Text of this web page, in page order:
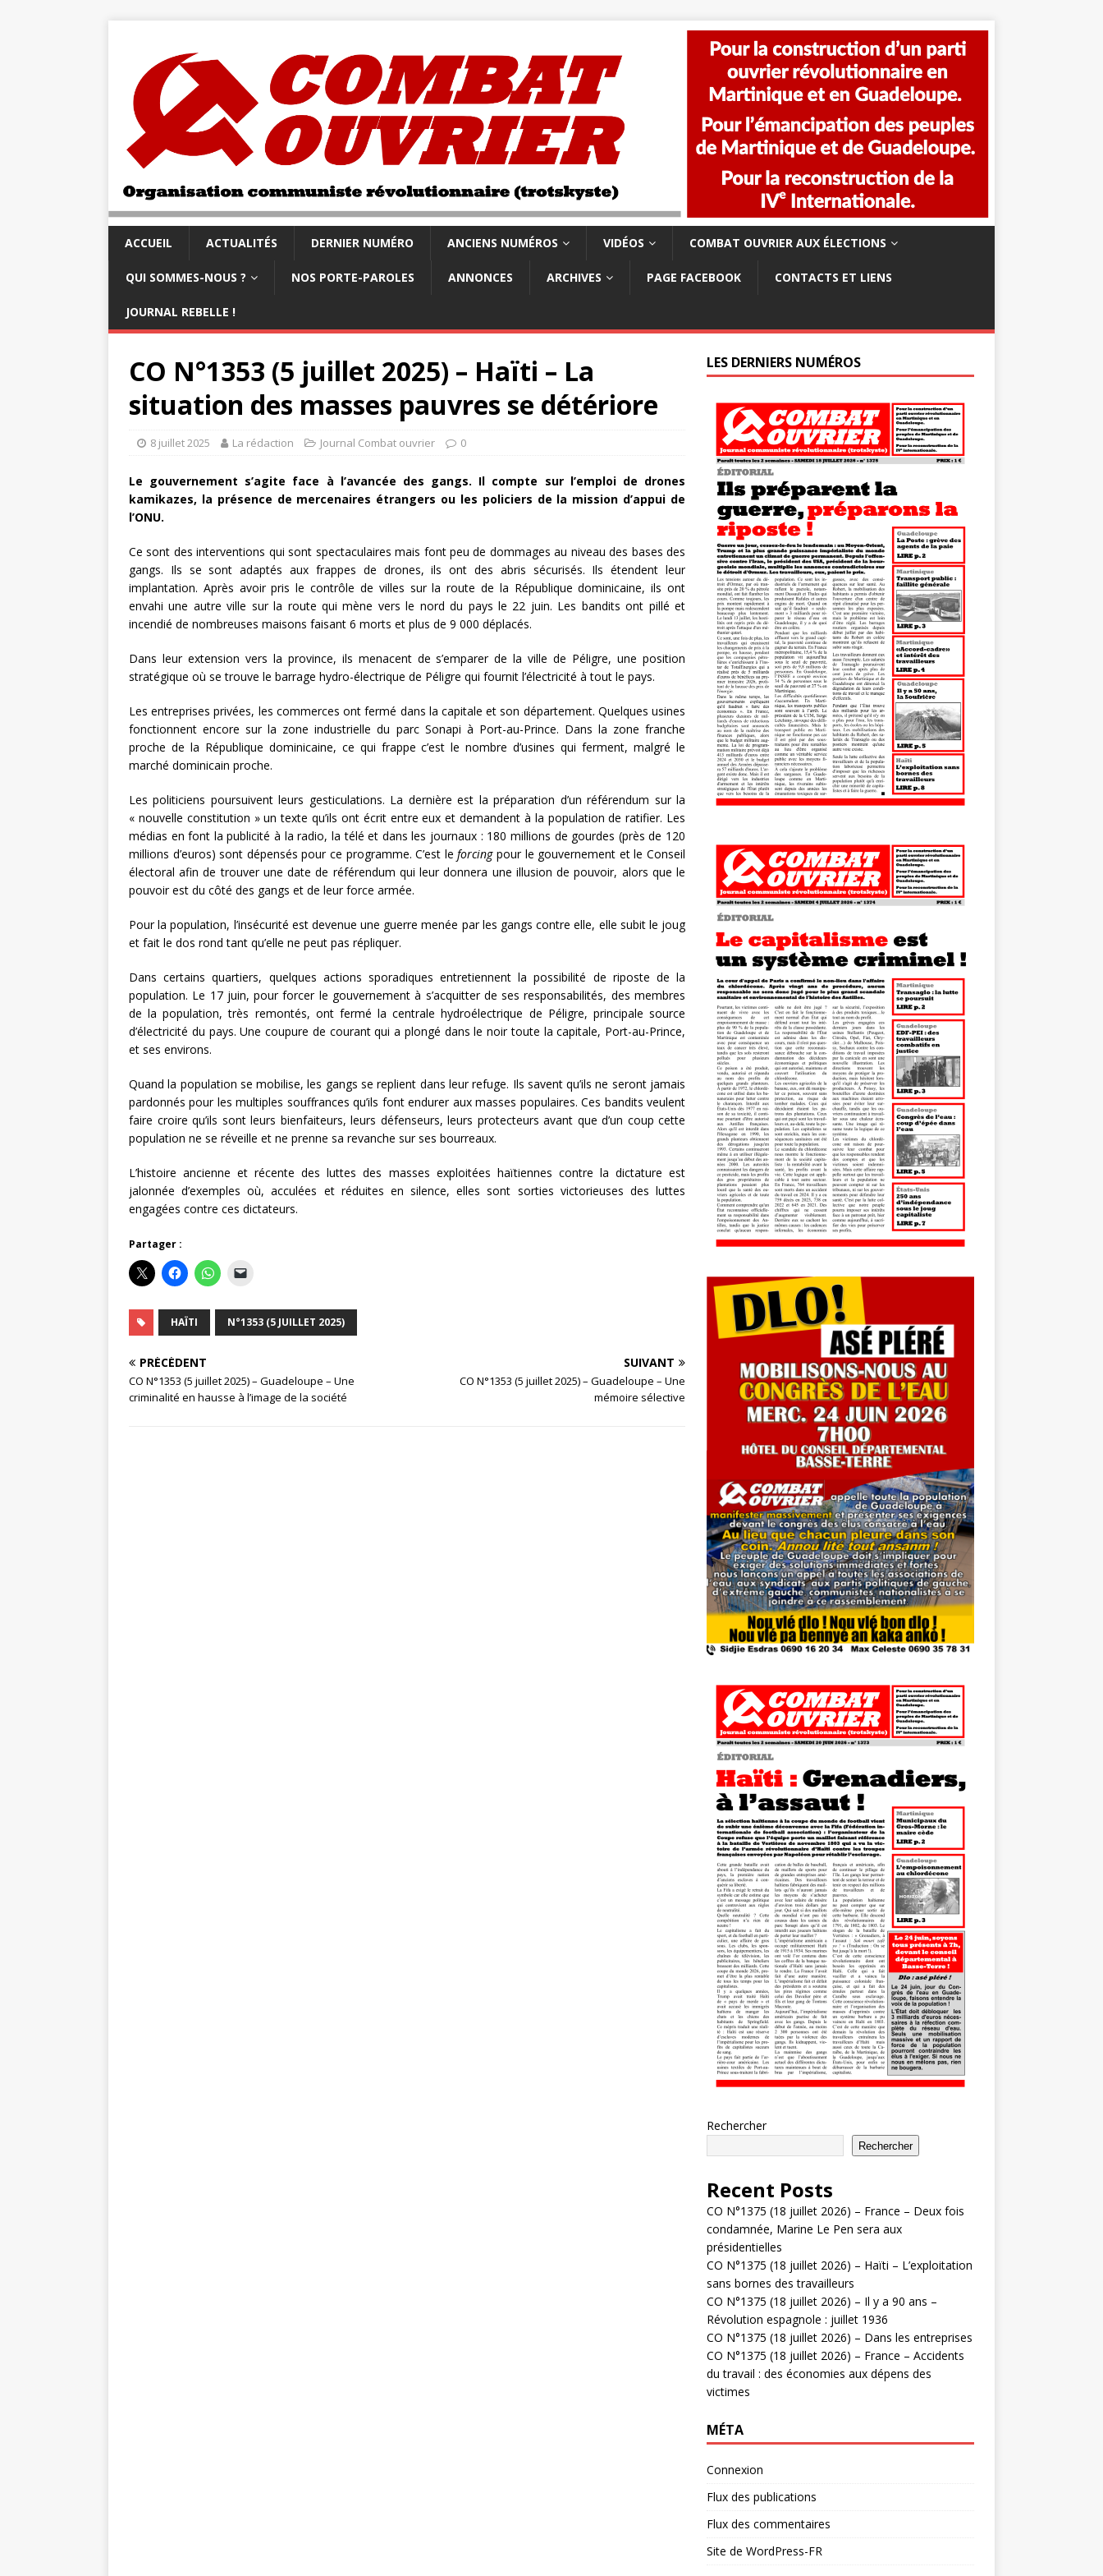
ACCUEIL ACTUALITÉS DERNIER NUMÉRO ANCIENS NUMÉROS VIDÉOS COMBAT OUVRIER AUX ÉLECTIONS
QUI SOMMES-NOUS ? NOS PORTE-PAROLES ANNONCES ARCHIVES PAGE FACEBOOK CONTACTS ET LIENS
JOURNAL REBELLE !
CO N°1353 (5 juillet 2025) – Haïti – La
situation des masses pauvres se détériore
8 juillet 2025 La rédaction Journal Combat ouvrier 0
Le gouvernement s’agite face à l’avancée des gangs. Il compte sur l’emploi de drones
kamikazes, la présence de mercenaires étrangers ou les policiers de la mission d’appui de
l’ONU.
Ce sont des interventions qui sont spectaculaires mais font peu de dommages au niveau des bases des
gangs. Ils se sont adaptés aux frappes de drones, ils ont des abris sécurisés. Ils étendent leur
implantation. Après avoir pris le contrôle de villes sur la route de la République dominicaine, ils ont
envahi une autre ville sur la route qui mène vers le nord du pays le 22 juin. Les bandits ont pillé et
incendié de nombreuses maisons faisant 6 morts et plus de 9 000 déplacés.
Dans leur extension vers la province, ils menacent de s’emparer de la ville de Péligre, une position
stratégique où se trouve le barrage hydro-électrique de Péligre qui fournit l’électricité à tout le pays.
Les entreprises privées, les commerces ont fermé dans la capitale et son département. Quelques usines
fonctionnent encore sur la zone industrielle du parc Sonapi à Port-au-Prince. Dans la zone franche
proche de la République dominicaine, ce qui frappe c’est le nombre d’usines qui ferment, malgré le
marché dominicain proche.
Les politiciens poursuivent leurs gesticulations. La dernière est la préparation d’un référendum sur la
« nouvelle constitution » un texte qu’ils ont écrit entre eux et demandent à la population de ratifier. Les
médias en font la publicité à la radio, la télé et dans les journaux : 180 millions de gourdes (près de 120
millions d’euros) sont dépensés pour ce programme. C’est leforcingpour le gouvernement et le Conseil
électoral afin de trouver une date de référendum qui leur donnera une illusion de pouvoir, alors que le
pouvoir est du côté des gangs et de leur force armée.
Pour la population, l’insécurité est devenue une guerre menée par les gangs contre elle, elle subit le joug
et fait le dos rond tant qu’elle ne peut pas répliquer.
Dans certains quartiers, quelques actions sporadiques entretiennent la possibilité de riposte de la
population. Le 17 juin, pour forcer le gouvernement à s’acquitter de ses responsabilités, des membres
de la population, très remontés, ont fermé la centrale hydroélectrique de Péligre, principale source
d’électricité du pays. Une coupure de courant qui a plongé dans le noir toute la capitale, Port-au-Prince,
et ses environs.
Quand la population se mobilise, les gangs se replient dans leur refuge. Ils savent qu’ils ne seront jamais
pardonnés pour les multiples souffrances qu’ils font endurer aux masses populaires. Ces bandits veulent
faire croire qu’ils sont leurs bienfaiteurs, leurs défenseurs, leurs protecteurs avant que d’un coup cette
population ne se réveille et ne prenne sa revanche sur ses bourreaux.
L’histoire ancienne et récente des luttes des masses exploitées haïtiennes contre la dictature est
jalonnée d’exemples où, acculées et réduites en silence, elles sont sorties victorieuses des luttes
engagées contre ces dictateurs.
Partager :
HAÏTI N°1353 (5 JUILLET 2025)
PRÉCÉDENT
CO N°1353 (5 juillet 2025) – Guadeloupe – Une
criminalité en hausse à l’image de la société
SUIVANT
CO N°1353 (5 juillet 2025) – Guadeloupe – Une
mémoire sélective
LES DERNIERS NUMÉROS
Rechercher
Rechercher
Recent Posts
CO N°1375 (18 juillet 2026) – France – Deux fois
condamnée, Marine Le Pen sera aux
présidentielles
CO N°1375 (18 juillet 2026) – Haïti – L’exploitation
sans bornes des travailleurs
CO N°1375 (18 juillet 2026) – Il y a 90 ans –
Révolution espagnole : juillet 1936
CO N°1375 (18 juillet 2026) – Dans les entreprises
CO N°1375 (18 juillet 2026) – France – Accidents
du travail : des économies aux dépens des
victimes
MÉTA
Connexion
Flux des publications
Flux des commentaires
Site de WordPress-FR